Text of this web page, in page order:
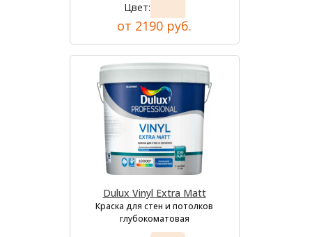
Цвет:
от 2190 руб.
Dulux Vinyl Extra Matt
Краска для стен и потолков
глубокоматовая